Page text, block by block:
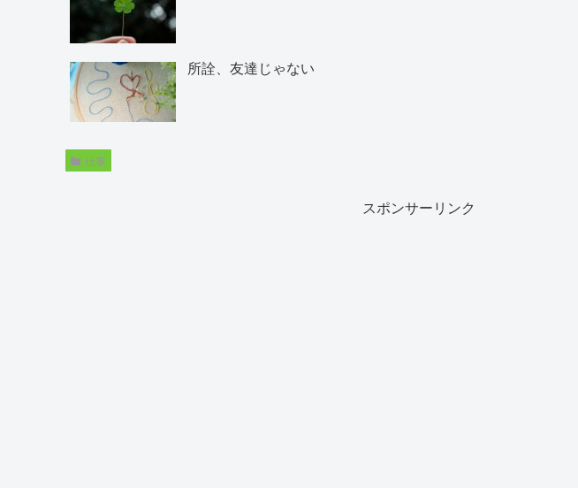
所詮、友達じゃない
仕事
スポンサーリンク